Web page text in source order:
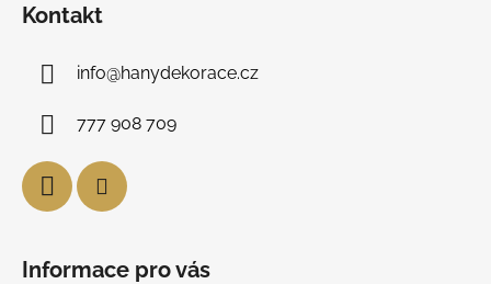
Kontakt
info@hanydekorace.cz
777 908 709
Informace pro vás